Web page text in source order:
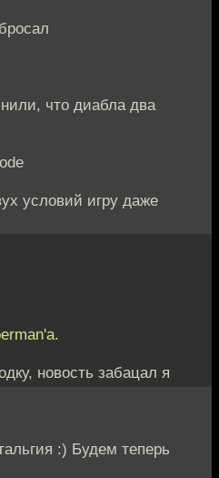
что диабла два
условий игру даже
новость забацал я
:) Будем теперь